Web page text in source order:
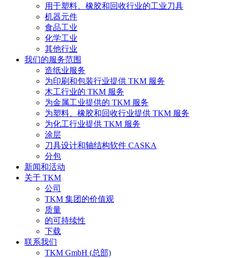
用于塑料、橡胶和回收行业的工业刀具
机器元件
食品工业
化学工业
其他行业
我们的服务范围
造纸业服务
为印刷和包装行业提供 TKM 服务
木工行业的 TKM 服务
为金属工业提供的 TKM 服务
为塑料、橡胶和回收行业提供 TKM 服务
为化工行业提供 TKM 服务
涂层
刀具设计和轴结构软件 CASKA
分包
新闻和活动
关于 TKM
公司
TKM 集团的价值观
质量
的可持续性
下载
联系我们
TKM GmbH (总部)